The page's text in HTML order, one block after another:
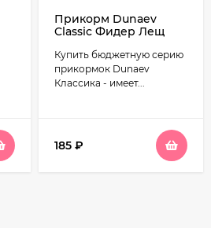
Прикорм Dunaev
Classic Фидер Лещ
Купить бюджетную серию
прикормок Dunaev
Классика - имеет...
185 ₽